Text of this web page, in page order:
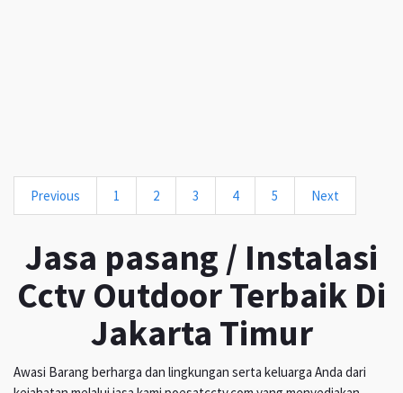
Previous 1 2 3 4 5 Next
Jasa pasang / Instalasi
Cctv Outdoor Terbaik Di
Jakarta Timur
Awasi Barang berharga dan lingkungan serta keluarga Anda dari